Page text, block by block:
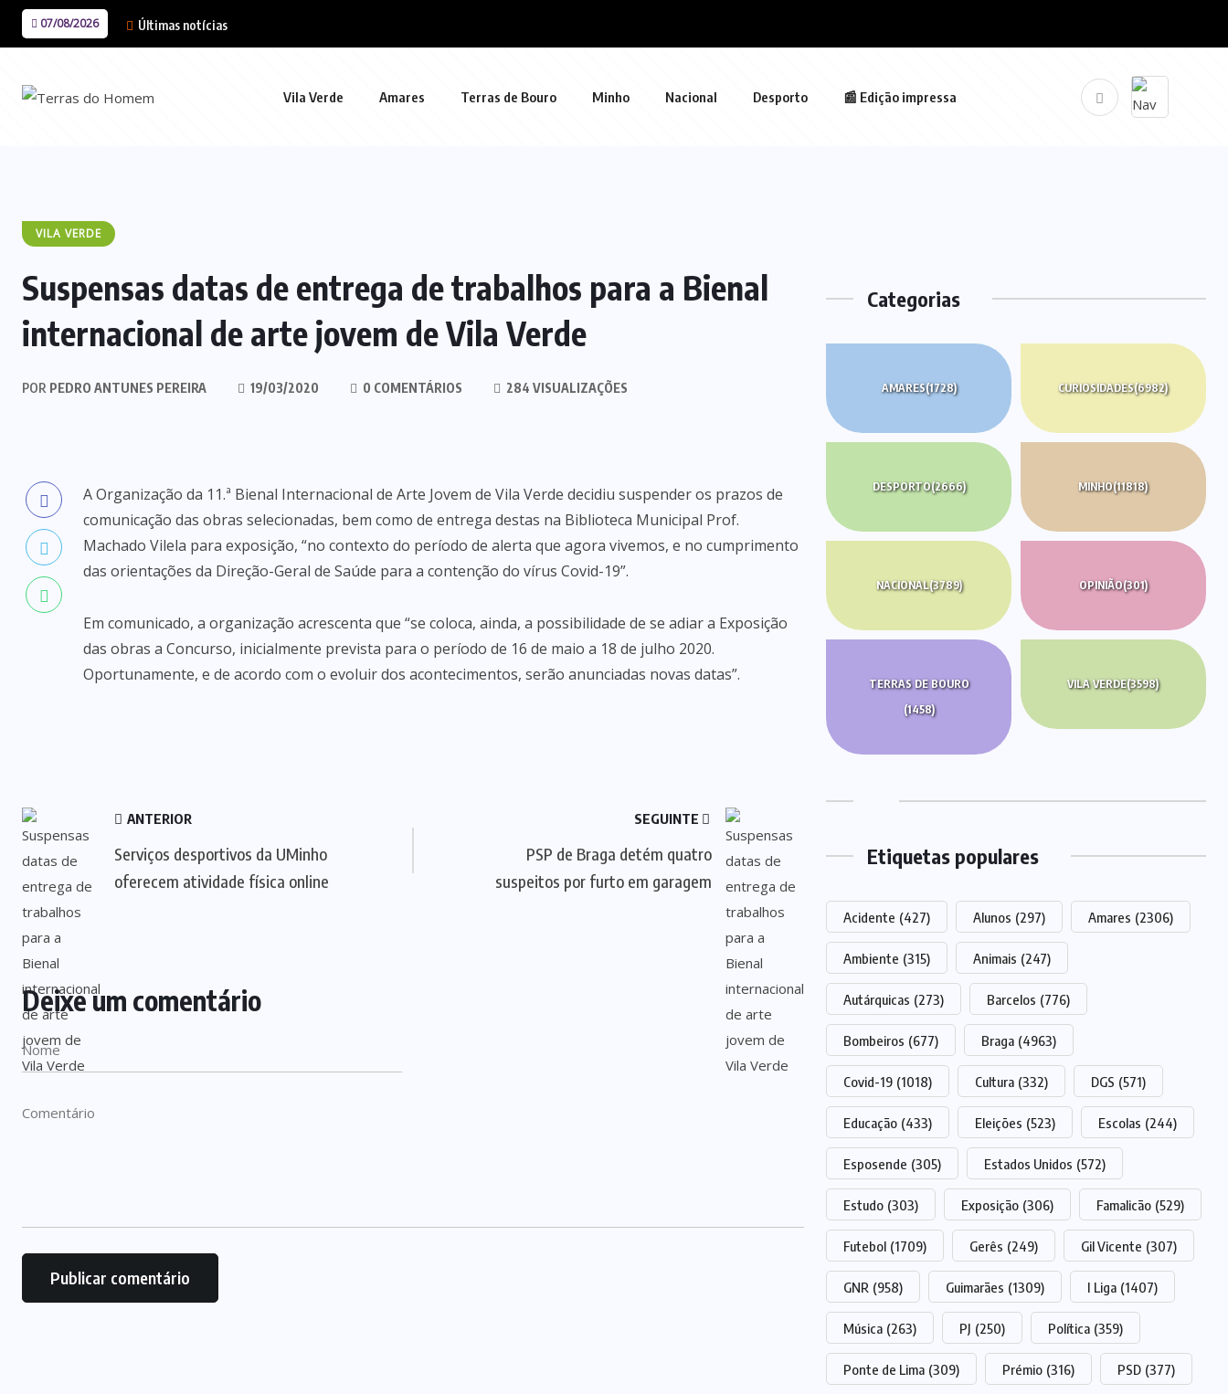
07/08/2026 Últimas notícias
Vila Verde Amares Terras de Bouro Minho Nacional Desporto 📰 Edição impressa
VILA VERDE
Suspensas datas de entrega de trabalhos para a Bienal
internacional de arte jovem de Vila Verde
POR PEDRO ANTUNES PEREIRA 19/03/2020 0 COMENTÁRIOS 284 VISUALIZAÇÕES
A Organização da 11.ª Bienal Internacional de Arte Jovem de Vila Verde decidiu suspender os prazos de
comunicação das obras selecionadas, bem como de entrega destas na Biblioteca Municipal Prof.
Machado Vilela para exposição, “no contexto do período de alerta que agora vivemos, e no cumprimento
das orientações da Direção-Geral de Saúde para a contenção do vírus Covid-19”.
Em comunicado, a organização acrescenta que “se coloca, ainda, a possibilidade de se adiar a Exposição
das obras a Concurso, inicialmente prevista para o período de 16 de maio a 18 de julho 2020.
Oportunamente, e de acordo com o evoluir dos acontecimentos, serão anunciadas novas datas”.
ANTERIOR
Serviços desportivos da UMinho
oferecem atividade física online
SEGUINTE
PSP de Braga detém quatro
suspeitos por furto em garagem
Deixe um comentário
Categorias
AMARES(1728) CURIOSIDADES(6982)
DESPORTO(2666) MINHO(11818)
NACIONAL(3789) OPINIÃO(301)
TERRAS DE BOURO
(1458)
VILA VERDE(3598)
Etiquetas populares
Acidente (427) Alunos (297) Amares (2306)
Ambiente (315) Animais (247)
Autárquicas (273) Barcelos (776)
Bombeiros (677) Braga (4963)
Covid-19 (1018) Cultura (332) DGS (571)
Educação (433) Eleições (523) Escolas (244)
Esposende (305) Estados Unidos (572)
Estudo (303) Exposição (306) Famalicão (529)
Futebol (1709) Gerês (249) Gil Vicente (307)
GNR (958) Guimarães (1309) I Liga (1407)
Música (263) PJ (250) Política (359)
Ponte de Lima (309) Prémio (316) PSD (377)